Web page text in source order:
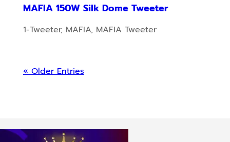
MAFIA 150W Silk Dome Tweeter
1-Tweeter, MAFIA, MAFIA Tweeter
« Older Entries